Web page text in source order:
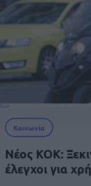
Κοινωνία
Νέος ΚΟΚ:
έλεγχοι για